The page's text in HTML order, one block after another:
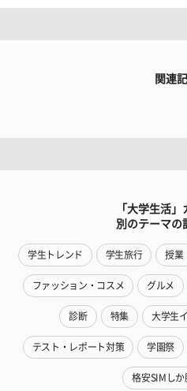
関連
「大学生活
別のテーマの
学生トレンド 学生旅行 授業
ファッション・コスメ グルメ
診断 特集 大学生
テスト・レポート対策 学園祭
格安SIMしか